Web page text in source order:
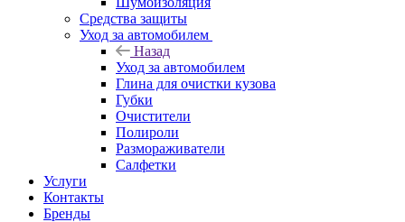
Средства защиты
Уход за автомобилем
Назад
Уход за автомобилем
Глина для очистки кузова
Губки
Очистители
Полироли
Размораживатели
Салфетки
Услуги
Контакты
Бренды